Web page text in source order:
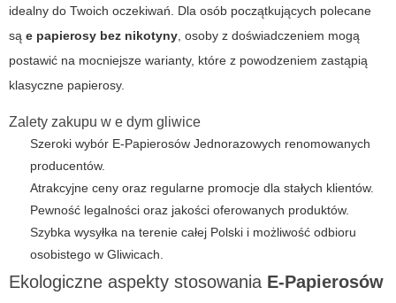
idealny do Twoich oczekiwań. Dla osób początkujących polecane
są e papierosy bez nikotyny, osoby z doświadczeniem mogą
postawić na mocniejsze warianty, które z powodzeniem zastąpią
klasyczne papierosy.
Zalety zakupu w e dym gliwice
Szeroki wybór E-Papierosów Jednorazowych renomowanych
producentów.
Atrakcyjne ceny oraz regularne promocje dla stałych klientów.
Pewność legalności oraz jakości oferowanych produktów.
Szybka wysyłka na terenie całej Polski i możliwość odbioru
osobistego w Gliwicach.
Ekologiczne aspekty stosowania E-Papierosów